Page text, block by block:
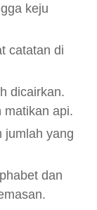
keju
catatan di
dicairkan.
matikan api.
jumlah yang
dan